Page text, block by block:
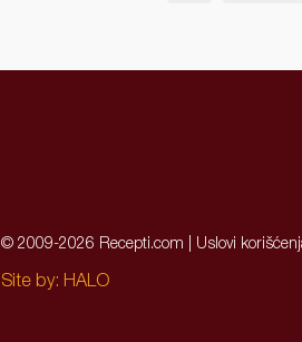
© 2009-2026 Recepti.com | Uslovi
Site by: HALO